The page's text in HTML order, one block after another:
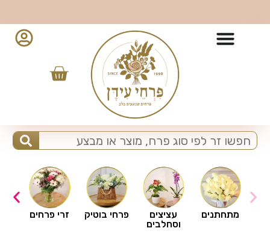
זרי פרחים פרחי בוטיק
עציצים
וסחלבים
מתחתנים